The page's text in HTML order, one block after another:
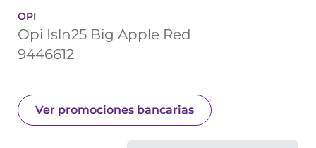
OPI
Opi Isln25 Big Apple Red
9446612
Ver promociones bancarias